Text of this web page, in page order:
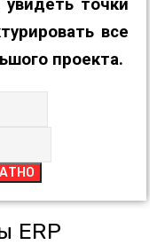
точки
все
проекта.
ERP